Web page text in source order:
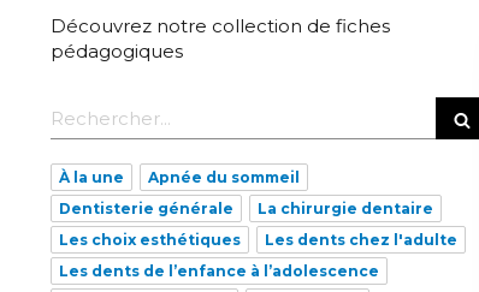
Découvrez notre collection de fiches
pédagogiques
Rechercher
À la une
Apnée du sommeil
Dentisterie générale
La chirurgie dentaire
Les choix esthétiques
Les dents chez l'adulte
Les dents de l’enfance à l’adolescence